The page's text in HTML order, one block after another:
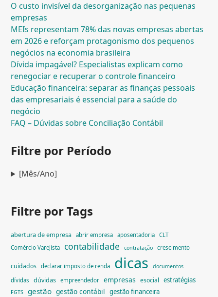
O custo invisível da desorganização nas pequenas
empresas
MEIs representam 78% das novas empresas abertas
em 2026 e reforçam protagonismo dos pequenos
negócios na economia brasileira
Dívida impagável? Especialistas explicam como
renegociar e recuperar o controle financeiro
Educação financeira: separar as finanças pessoais
das empresariais é essencial para a saúde do
negócio
FAQ – Dúvidas sobre Conciliação Contábil
Filtre por Período
[Mês/Ano]
Filtre por Tags
abertura de empresa abrir empresa aposentadoria
CLT
Comércio Varejista
contabilidade contratação crescimento
cuidados declarar imposto de renda dicas documentos
dívidas dúvidas empreendedor empresas esocial estratégias
FGTS gestão gestão contábil gestão financeira